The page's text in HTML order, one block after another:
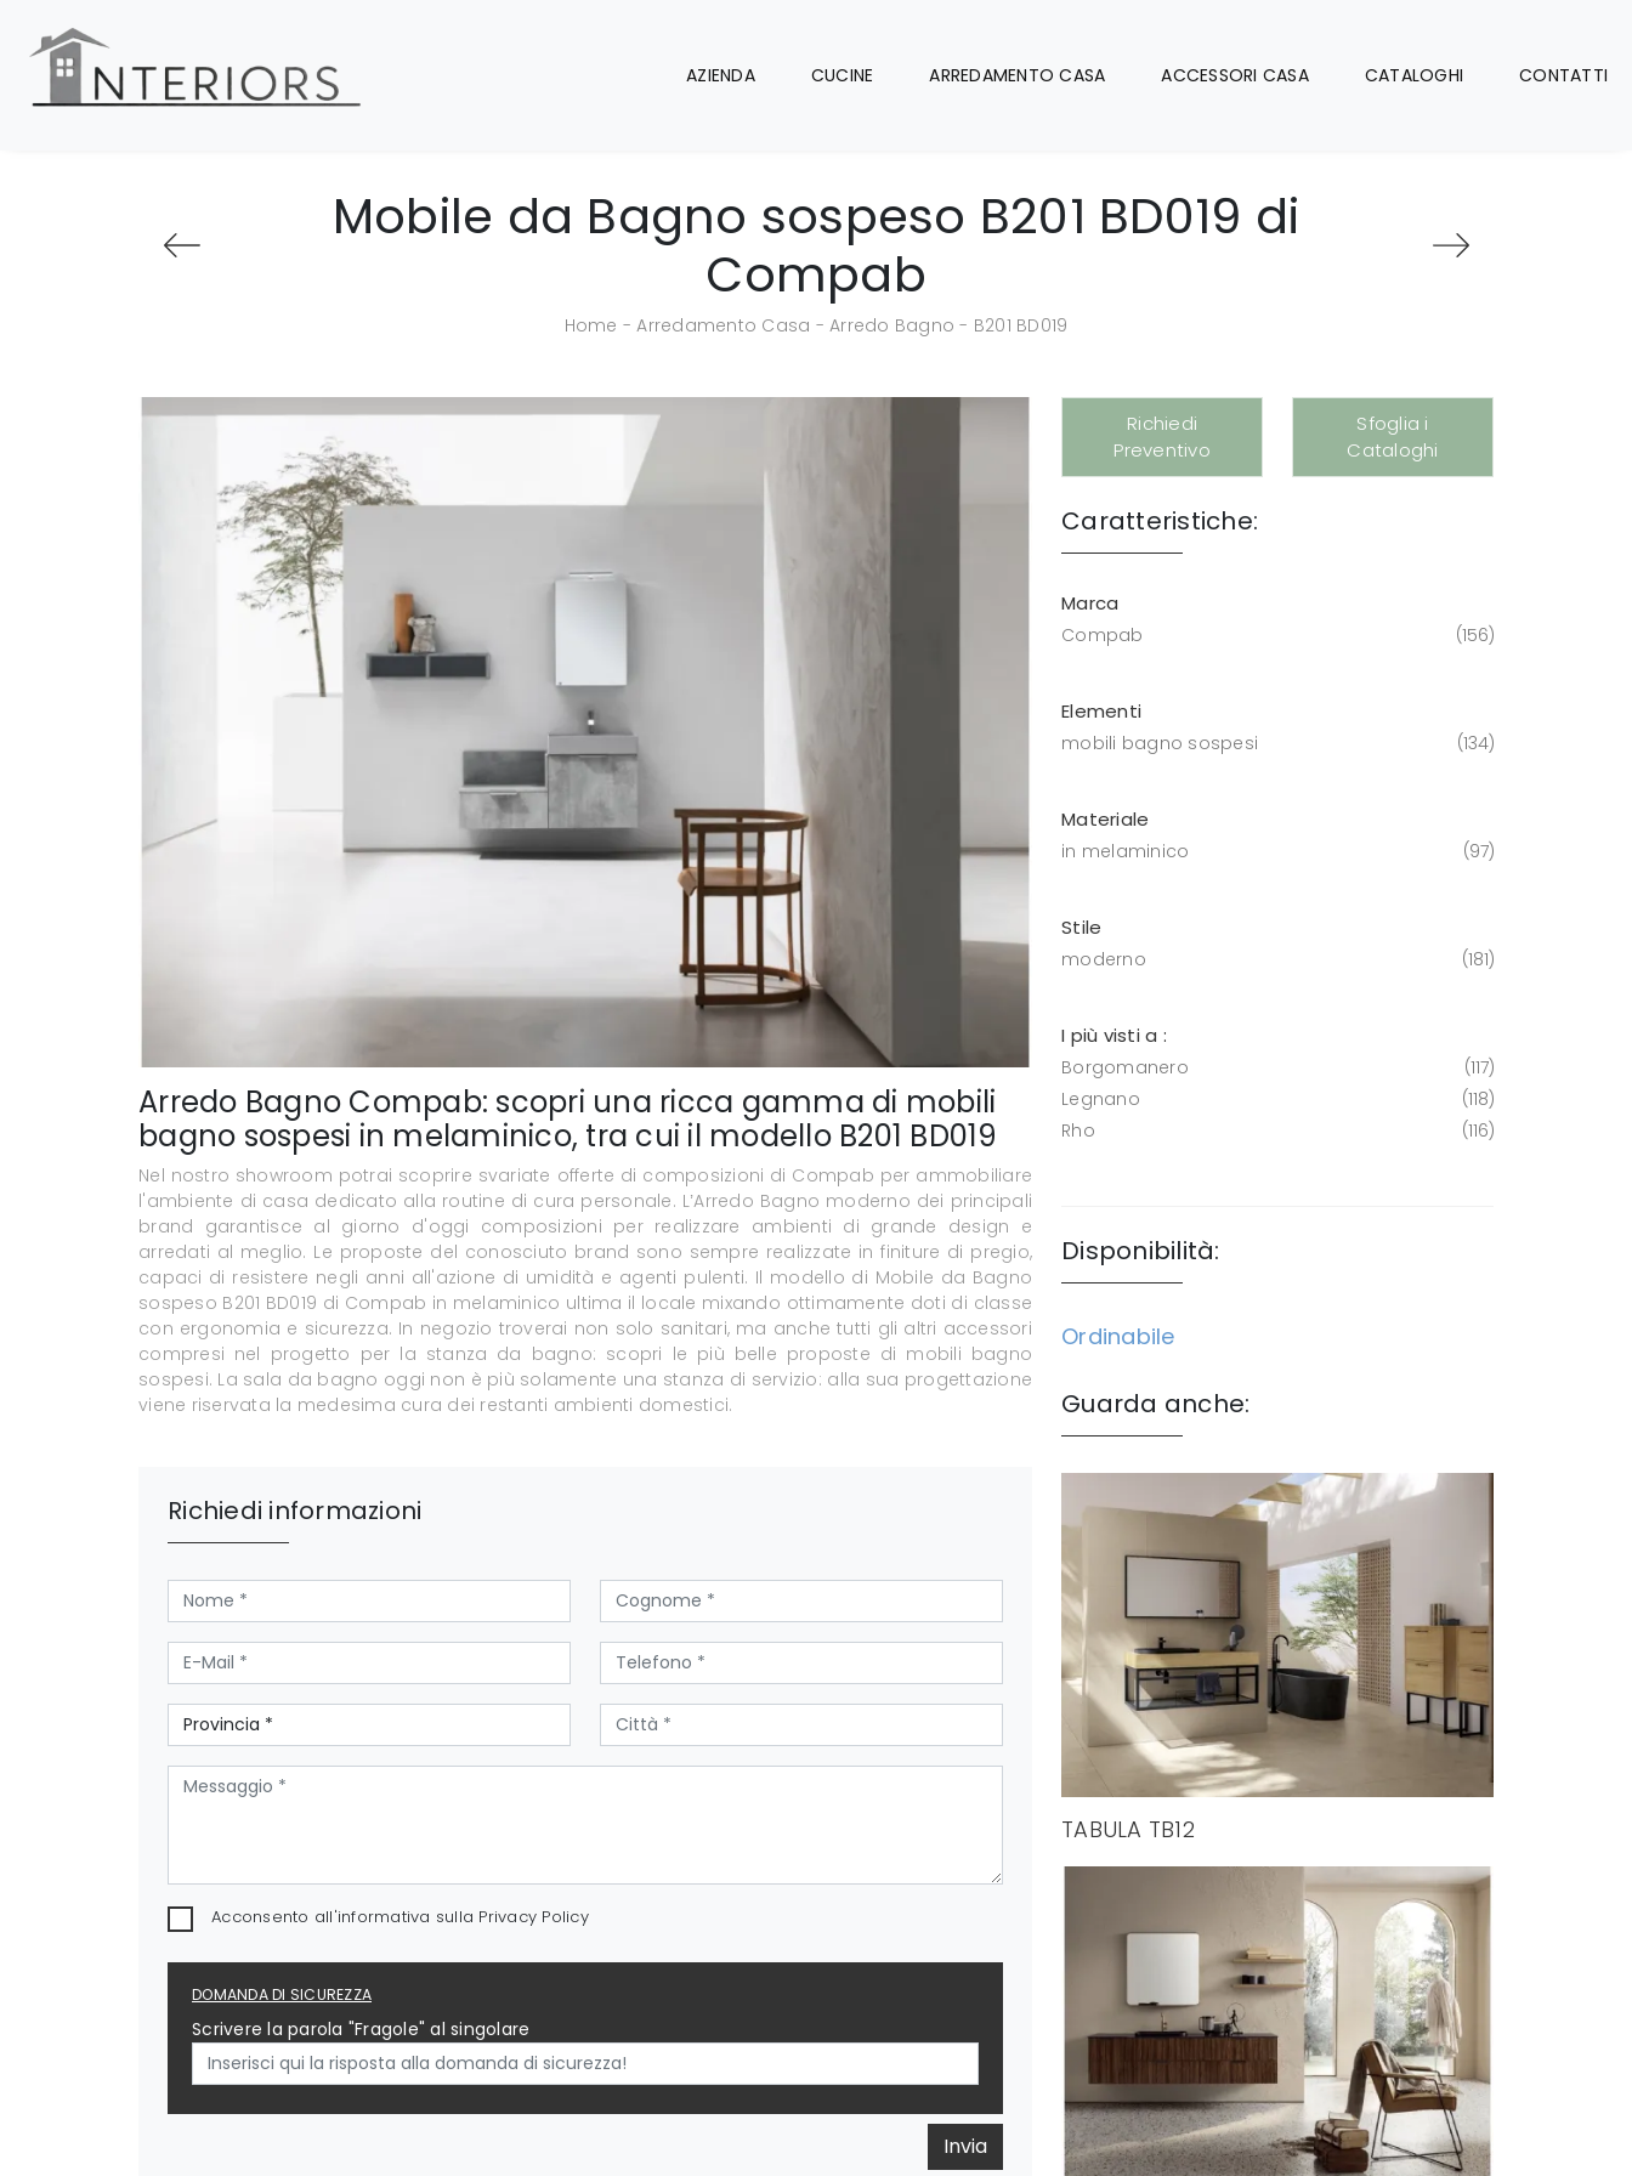
AZIENDA CUCINE ARREDAMENTO CASA ACCESSORI CASA CATALOGHI CONTATTI
Mobile da Bagno sospeso B201 BD019 di
Compab
Home -Arredamento Casa -Arredo Bagno - B201 BD019
Arredo Bagno Compab: scopri una ricca gamma di mobili
bagno sospesi in melaminico, tra cui il modello B201 BD019
Nel nostro showroom potrai scoprire svariate offerte di composizioni di Compab per ammobiliare
l'ambiente di casa dedicato alla routine di cura personale. L’Arredo Bagno moderno dei principali
brand garantisce al giorno d'oggi composizioni per realizzare ambienti di grande design e
arredati al meglio. Le proposte del conosciuto brand sono sempre realizzate in finiture di pregio,
capaci di resistere negli anni all'azione di umidità e agenti pulenti. Il modello di Mobile da Bagno
sospeso B201 BD019 di Compab in melaminico ultima il locale mixando ottimamente doti di classe
con ergonomia e sicurezza. In negozio troverai non solo sanitari, ma anche tutti gli altri accessori
compresi nel progetto per la stanza da bagno: scopri le più belle proposte di mobili bagno
sospesi. La sala da bagno oggi non è più solamente una stanza di servizio: alla sua progettazione
viene riservata la medesima cura dei restanti ambienti domestici.
Richiedi informazioni
Acconsento all'informativa sulla Privacy Policy
DOMANDA DI SICUREZZA
Scrivere la parola "Fragole" al singolare
Invia
Richiedi
Preventivo
Sfoglia i
Cataloghi
Caratteristiche:
Marca
Compab 156
Elementi
mobili bagno sospesi 134
Materiale
in melaminico 97
Stile
moderno 181
I più visti a :
Borgomanero
117
Legnano
118
Rho
116
Disponibilità:
Ordinabile
Guarda anche:
TABULA TB12